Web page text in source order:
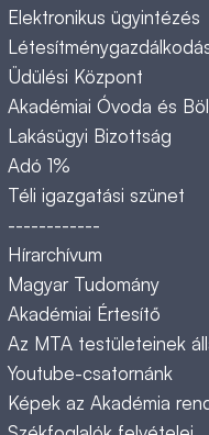
Elektronikus ügyintézés
Üdülési Központ
Akadémiai Óvoda és
Lakásügyi Bizottság
Adó 1%
Téli igazgatási szünet
------------
Hírarchívum
Magyar Tudomány
Akadémiai Értesítő
Az MTA testületeinek
Youtube-csatornánk
Képek az Akadémia